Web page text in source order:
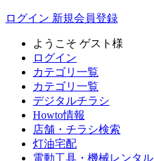
ログイン 新規会員登録
ようこそ ゲスト様
ログイン
カテゴリ一覧
カテゴリ一覧
デジタルチラシ
Howto情報
店舗・チラシ検索
灯油宅配
電動工具・機械レンタル